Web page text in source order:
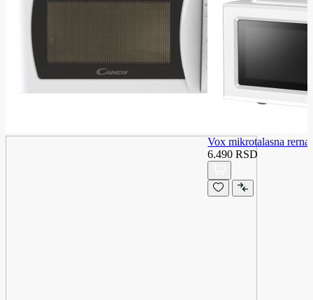
Vox mikrotalasna
6.490 RSD